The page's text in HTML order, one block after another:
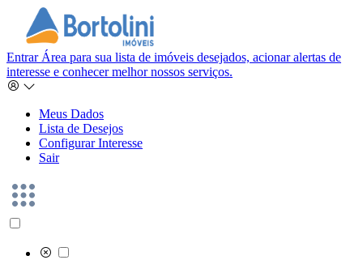
Entrar Área para sua lista de imóveis desejados, acionar alertas de
interesse e conhecer melhor nossos serviços.
Meus Dados
Lista de Desejos
Configurar Interesse
Sair